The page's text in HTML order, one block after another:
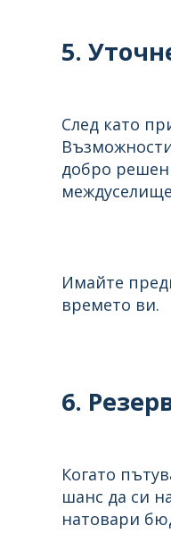
5.
След като
добро
Имайте
времето ви.
6.
Когато
шанс да си
натовари